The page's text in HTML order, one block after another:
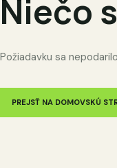
Niečo
Požiadavku sa
PREJSŤ NA DOMOVSKÚ